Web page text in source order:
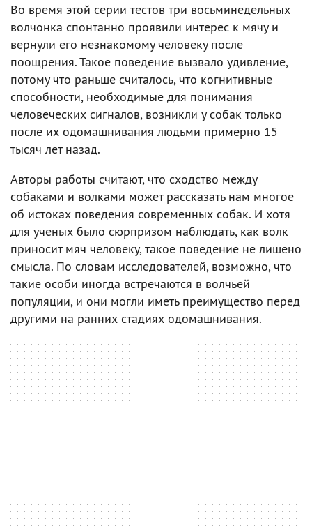
Во время этой серии тестов три восьминедельных
волчонка спонтанно проявили интерес к мячу и
вернули его незнакомому человеку после
поощрения. Такое поведение вызвало удивление,
потому что раньше считалось, что когнитивные
способности, необходимые для понимания
человеческих сигналов, возникли у собак только
после их одомашнивания людьми примерно 15
тысяч лет назад.
Авторы работы считают, что сходство между
собаками и волками может рассказать нам многое
об истоках поведения современных собак. И хотя
для ученых было сюрпризом наблюдать, как волк
приносит мяч человеку, такое поведение не лишено
смысла. По словам исследователей, возможно, что
такие особи иногда встречаются в волчьей
популяции, и они могли иметь преимущество перед
другими на ранних стадиях одомашнивания.